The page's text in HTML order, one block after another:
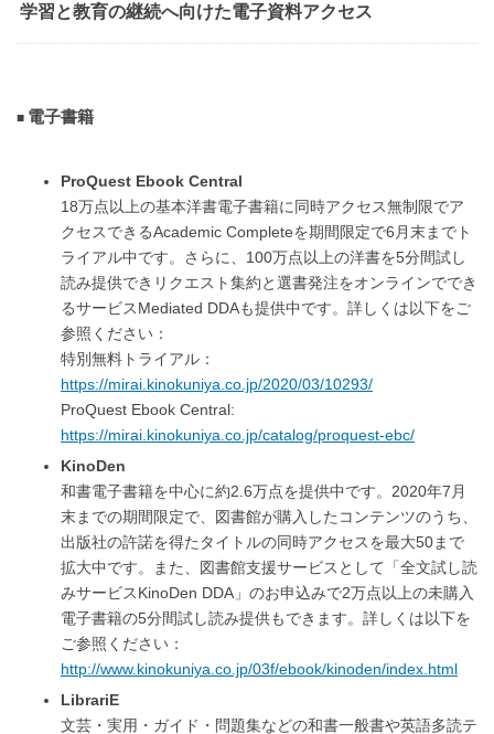
学習と教育の継続へ向けた電子資料アクセス
電子書籍
ProQuest Ebook Central
18万点以上の基本洋書電子書籍に同時アクセス無制限でア
クセスできるAcademic Completeを期間限定で6月末までト
ライアル中です。さらに、100万点以上の洋書を5分間試し
読み提供できリクエスト集約と選書発注をオンラインででき
るサービスMediated DDAも提供中です。詳しくは以下をご
参照ください：
特別無料トライアル：
https://mirai.kinokuniya.co.jp/2020/03/10293/
ProQuest Ebook Central:
https://mirai.kinokuniya.co.jp/catalog/proquest-ebc/
KinoDen
和書電子書籍を中心に約2.6万点を提供中です。2020年7月
末までの期間限定で、図書館が購入したコンテンツのうち、
出版社の許諾を得たタイトルの同時アクセスを最大50まで
拡大中です。また、図書館支援サービスとして「全文試し読
みサービスKinoDen DDA」のお申込みで2万点以上の未購入
電子書籍の5分間試し読み提供もできます。詳しくは以下を
ご参照ください：
http://www.kinokuniya.co.jp/03f/ebook/kinoden/index.html
LibrariE
文芸・実用・ガイド・問題集などの和書一般書や英語多読テ